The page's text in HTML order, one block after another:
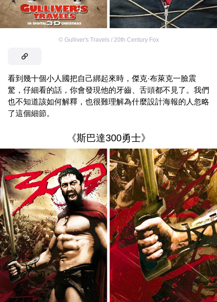
© Gulliver's Travels / 20th Century Fox
看到幾十個小人國把自己綁起來時，傑克·布萊克一臉震
驚，仔細看的話，你會發現他的牙齒、舌頭都不見了。我們
也不知道該如何解釋，也很難理解為什麼設計海報的人忽略
了這個細節。
《斯巴達300勇士》